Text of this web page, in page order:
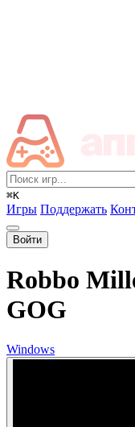
⌘K
Игры Поддержать
Войти
Robbo
GOG
Windows